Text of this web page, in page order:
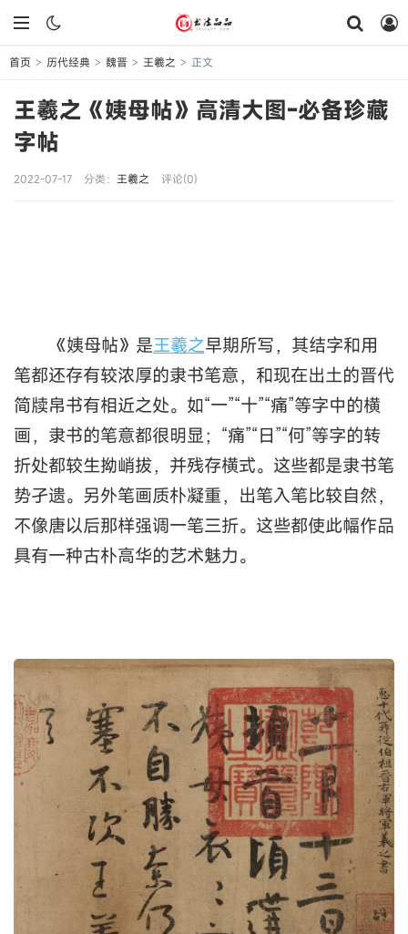
首页 > 历代经典 > 魏晋 > 王羲之 > 正文
王羲之《姨母帖》高清大图-必备珍藏
字帖
2022-07-17 分类： 王羲之 评论(0)
《姨母帖》是王羲之早期所写，其结字和用
笔都还存有较浓厚的隶书笔意，和现在出土的晋代
简牍帛书有相近之处。如“一”“十”“痛”等字中的横
画，隶书的笔意都很明显；“痛”“日”“何”等字的转
折处都较生拗峭拔，并残存横式。这些都是隶书笔
势孑遗。另外笔画质朴凝重，出笔入笔比较自然，
不像唐以后那样强调一笔三折。这些都使此幅作品
具有一种古朴高华的艺术魅力。